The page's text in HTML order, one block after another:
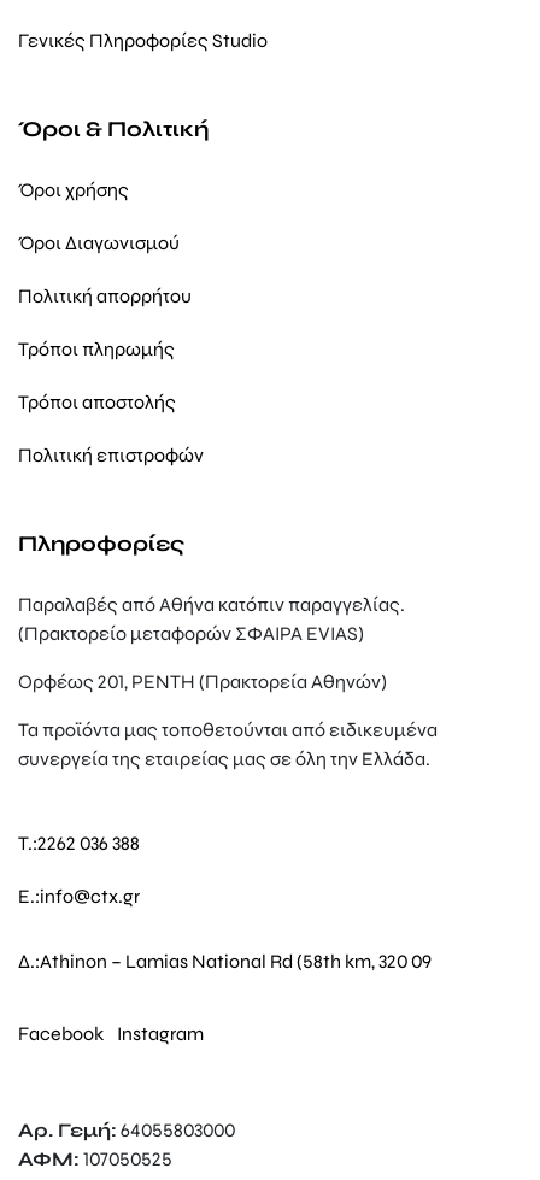
Γενικές Πληροφορίες Studio
Όροι & Πολιτική
Όροι χρήσης
Όροι Διαγωνισμού
Πολιτική απορρήτου
Τρόποι πληρωμής
Τρόποι αποστολής
Πολιτική επιστροφών
Πληροφορίες
Παραλαβές από Αθήνα κατόπιν παραγγελίας.
(Πρακτορείο μεταφορών ΣΦΑΙΡΑ EVIAS)
Ορφέως 201, ΡΕΝΤΗ (Πρακτορεία Αθηνών)
Τα προϊόντα μας τοποθετούνται από ειδικευμένα
συνεργεία της εταιρείας μας σε όλη την Ελλάδα.
T.:2262 036 388
E.:info@ctx.gr
Δ.:Athinon – Lamias National Rd (58th km, 320 09
Facebook Instagram
Αρ. Γεμή: 64055803000
ΑΦΜ: 107050525